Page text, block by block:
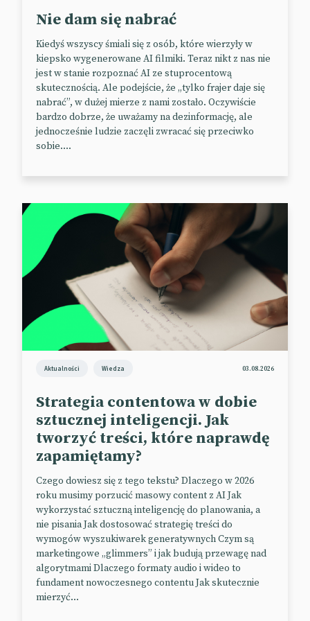
The Financial Times (Paywall)
Jak się ma rynek reklamy w USA?
Całkiem nieźle. W 2022 r. był na plusie, ale tempo
wzrostu spowolniło w drugiej połowie roku, a w
czwartym kwartale zupełnie wyhamowało. Ten rok
też zapowiada się OK. Nie będą to oszałamiające
gospodarczą – nie ma raczej na co narzekać.
reklam mają wzrosnąć w 2023 r. o 3,4%.
Reklamodawcy będą inwestować głównie w reklamę
cyfrową i ciąć budżety na adsy w tradycyjnych
mediach. Mimo że rynek reklamy w USA nadal jest w
dobrym stanie, spowolnienie tempa wzrostu może
być sygnałem dla branży, aby szukać nowych
rozwiązań – a rozwój AI na pewno w tym pomoże.
📰
MarketingDive
wydaniu
Mechanizm kompresji wideo nie zmienia się zbytnio
od lat i nie widać na tym polu wiele innowacji. Wolne
ładowanie się filmów to często prawdziwa bolączka
twórców, producentów czy reklamodawców.
WaveOne to startup, który wprowadza na rynek
nową jakość w tym temacie – i oczywiście korzysta
przy tym z pomocy AI. Główną innowacją
proponowaną przez firmę jest „świadomy treści”
algorytm wykorzystywany do kompresji i
dekompresji wideo. Może on „rozumieć” sceny w
klipie i dzięki temu priorytetyzować np. wyraźny
Nie dam się nabrać
Kiedyś wszyscy śmiali się z osób, które wierzyły w
kiepsko wygenerowane AI filmiki. Teraz nikt z nas nie
jest w stanie rozpoznać AI ze stuprocentową
skutecznością. Ale podejście, że „tylko frajer daje się
nabrać”, w dużej mierze z nami zostało. Oczywiście
bardzo dobrze, że uważamy na dezinformację, ale
jednocześnie ludzie zaczęli zwracać się przeciwko
sobie....
Aktualności Wiedza 03.08.2026
Strategia contentowa w dobie
sztucznej inteligencji. Jak
tworzyć treści, które naprawdę
zapamiętamy?
Czego dowiesz się z tego tekstu? Dlaczego w 2026
roku musimy porzucić masowy content z AI Jak
wykorzystać sztuczną inteligencję do planowania, a
nie pisania Jak dostosować strategię treści do
wymogów wyszukiwarek generatywnych Czym są
marketingowe „glimmers” i jak budują przewagę nad
algorytmami Dlaczego formaty audio i wideo to
fundament nowoczesnego contentu Jak skutecznie
mierzyć...